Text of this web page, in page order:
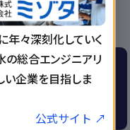
業高校
佐賀商業高校
ボール
年々深刻化していく
の総合エンジニアリ
い企業を目指しま
公式サイト ↗